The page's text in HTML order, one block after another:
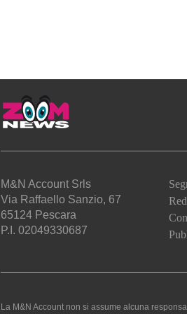
M&N Account Srls
Via Raffaello Sanzio, 67
65124 Pescara
P.I. 02049330687
La M&N Account non si assume alcuna